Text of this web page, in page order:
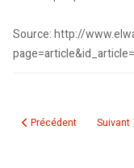
Source: http://
Article précédent :
Précédent Article
Suivant